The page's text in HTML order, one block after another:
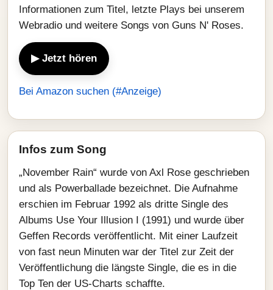
Informationen zum Titel, letzte Plays bei unserem
Webradio und weitere Songs von Guns N' Roses.
▶ Jetzt hören
Bei Amazon suchen (#Anzeige)
Infos zum Song
„November Rain“ wurde von Axl Rose geschrieben
und als Powerballade bezeichnet. Die Aufnahme
erschien im Februar 1992 als dritte Single des
Albums Use Your Illusion I (1991) und wurde über
Geffen Records veröffentlicht. Mit einer Laufzeit
von fast neun Minuten war der Titel zur Zeit der
Veröffentlichung die längste Single, die es in die
Top Ten der US-Charts schaffte.